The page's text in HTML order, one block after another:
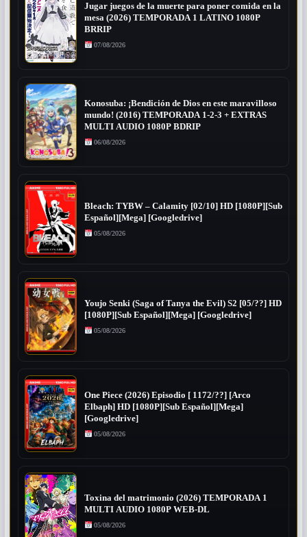
Jugar juegos de la muerte para poner comida en la
mesa (2026) TEMPORADA 1 LATINO 1080P
BRRIP
07/08/2026
Konosuba: ¡Bendición de Dios en este maravilloso
mundo! (2016) TEMPORADA 1-2-3 + EXTRAS
MULTI AUDIO 1080P BDRIP
06/08/2026
Bleach: TYBW – Calamity [02/10] HD [1080P][Sub
Español][Mega] [Googledrive]
05/08/2026
Youjo Senki (Saga of Tanya the Evil) S2 [05/??] HD
[1080P][Sub Español][Mega] [Googledrive]
05/08/2026
One Piece (2026) Episodio [ 1172/??] [Arco
Elbaph] HD [1080P][Sub Español][Mega]
[Googledrive]
05/08/2026
Toxina del matrimonio (2026) TEMPORADA 1
MULTI AUDIO 1080P WEB-DL
05/08/2026